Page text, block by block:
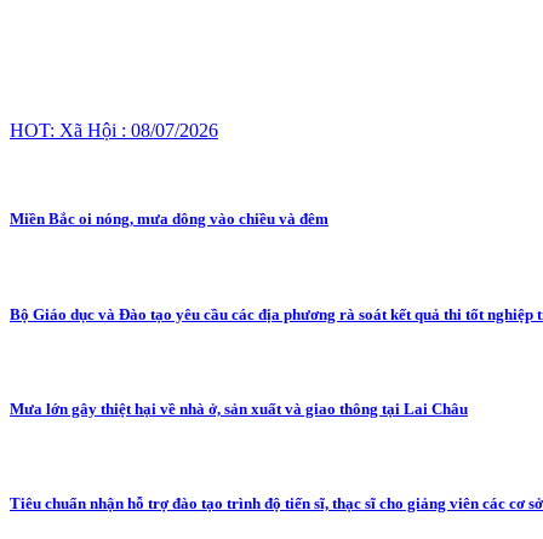
HOT: Xã Hội : 08/07/2026
Miền Bắc oi nóng, mưa dông vào chiều và đêm
Bộ Giáo dục và Đào tạo yêu cầu các địa phương rà soát kết quả thi tốt nghiệp
Mưa lớn gây thiệt hại về nhà ở, sản xuất và giao thông tại Lai Châu
Tiêu chuẩn nhận hỗ trợ đào tạo trình độ tiến sĩ, thạc sĩ cho giảng viên các cơ